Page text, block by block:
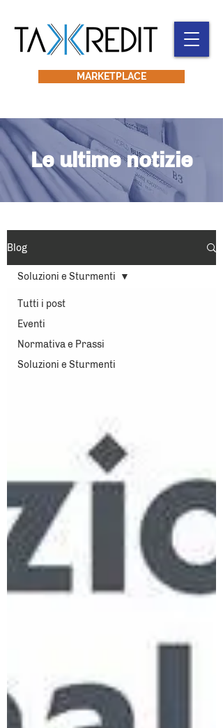
MARKETPLACE
Le ultime notizie
Blog
Tutti i post
Eventi
Normativa e Prassi
Soluzioni e Sturmenti
Soluzioni e Sturmenti